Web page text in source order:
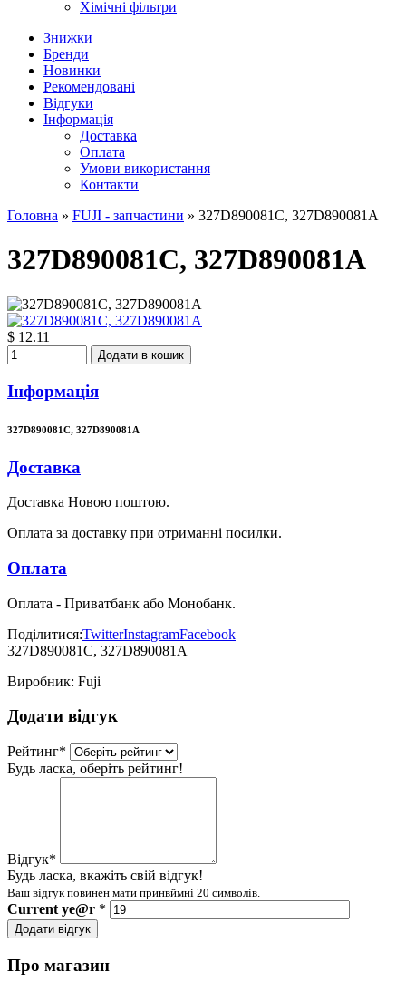
Хімічні фільтри
Знижки
Бренди
Новинки
Рекомендовані
Відгуки
Інформація
Доставка
Оплата
Умови використання
Контакти
Головна » FUJI - запчастини » 327D890081C, 327D890081A
327D890081C, 327D890081A
$ 12.11
Додати в кошик
Інформація
327D890081C, 327D890081A
Доставка
Доставка Новою поштою.
Оплата за доставку при отриманні посилки.
Оплата
Оплата - Приватбанк або Монобанк.
Поділитися:TwitterInstagramFacebook
327D890081C, 327D890081A
Виробник: Fuji
Додати відгук
Рейтинг*
Будь ласка, оберіть рейтинг!
Відгук*
Будь ласка, вкажіть свій відгук!
Ваш відгук повинен мати принвймні 20 символів.
Current ye@r *
Додати відгук
Про магазин